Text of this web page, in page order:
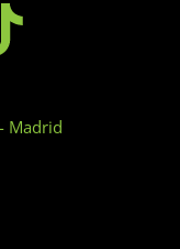
Madrid